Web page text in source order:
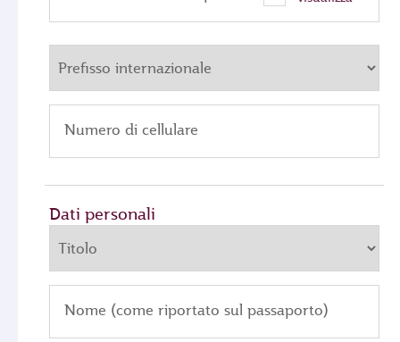
Numero di cellulare
Dati personali
Nome (come riportato sul passaporto)